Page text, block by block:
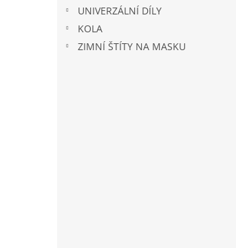
UNIVERZÁLNÍ DÍLY
KOLA
ZIMNÍ ŠTÍTY NA MASKU